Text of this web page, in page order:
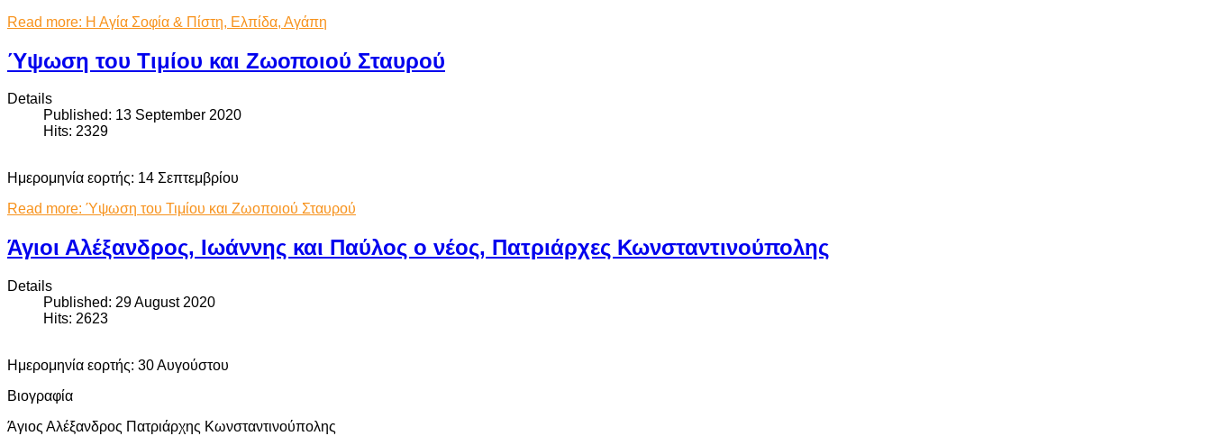
Read more: Η Αγία Σοφία & Πίστη, Ελπίδα, Αγάπη
Ύψωση του Τιμίου και Ζωοποιού Σταυρού
Details
Published: 13 September 2020
Hits: 2329
Ημερομηνία εορτής: 14 Σεπτεμβρίου
Read more: Ύψωση του Τιμίου και Ζωοποιού Σταυρού
Άγιοι Αλέξανδρος, Ιωάννης και Παύλος ο νέος, Πατριάρχες Κωνσταντινούπολης
Details
Published: 29 August 2020
Hits: 2623
Ημερομηνία εορτής: 30 Αυγούστου
Βιογραφία
Άγιος Αλέξανδρος Πατριάρχης Κωνσταντινούπολης